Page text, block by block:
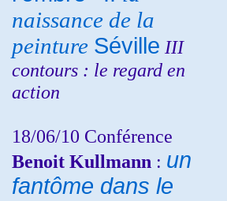
naissance de la
peinture Séville III
contours : le regard en
action
18/06/10 Conférence
Benoit Kullmann : un
fantôme dans le